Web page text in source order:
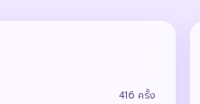
416 ครั้ง